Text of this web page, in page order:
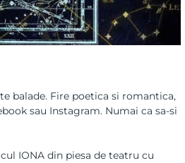
balade. Fire poetica si romantica,
sau Instagram. Numai ca sa-si
IONA din piesa de teatru cu